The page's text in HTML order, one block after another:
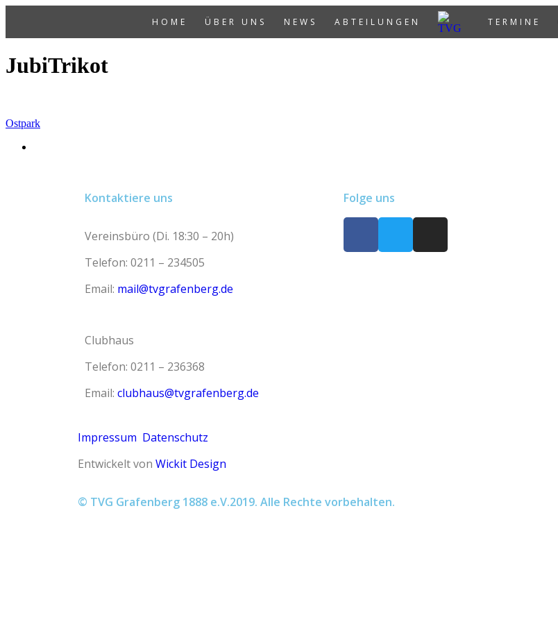
HOME ÜBER UNS NEWS ABTEILUNGEN TERMINE
JubiTrikot
Ostpark
Kontaktiere uns
Vereinsbüro (Di. 18:30 – 20h)
Telefon: 0211 – 234505
Email: mail@tvgrafenberg.de
Clubhaus
Telefon: 0211 – 236368
Email: clubhaus@tvgrafenberg.de
Folge uns
Impressum Datenschutz
Entwickelt von Wickit Design
© TVG Grafenberg 1888 e.V.2019. Alle Rechte vorbehalten.